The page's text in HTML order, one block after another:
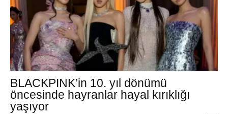
BLACKPINK’in 10. yıl dönümü
öncesinde hayranlar hayal kırıklığı
yaşıyor